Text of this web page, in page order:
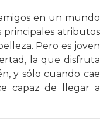
en un mundo
principales atributos
Pero es joven
la que disfruta
y sólo cuando cae
capaz de llegar a